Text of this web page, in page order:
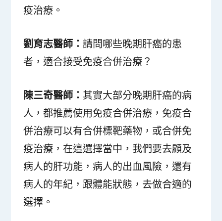
疫治療。
劉育志醫師：請問哪些晚期肝癌的患
者，適合接受免疫合併治療？
陳三奇醫師： 其實大部分晚期肝癌的病
人，都推薦使用免疫合併治療，免疫合
併治療可以有合併標靶藥物，或合併免
疫治療，在這選擇當中，我們要去顧及
病人的肝功能，病人的出血風險，還有
病人的年紀，跟體能狀態，去做合適的
選擇。